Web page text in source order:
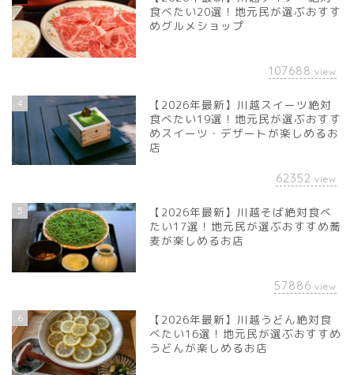
食べたい20選！地元民が選ぶおすす
めグルメショップ
107688 view
4
【2026年最新】川越スイーツ絶対
食べたい19選！地元民が選ぶおすす
めスイーツ・デザートが楽しめるお
店
62352 view
5
【2026年最新】川越そば絶対食べ
たい17選！地元民が選ぶおすすめ蕎
麦が楽しめるお店
57886 view
6
【2026年最新】川越うどん絶対食
べたい16選！地元民が選ぶおすすめ
うどんが楽しめるお店